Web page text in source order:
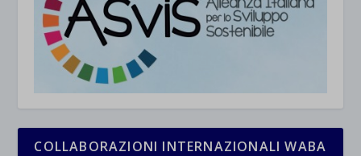
COLLABORAZIONI INTERNAZIONALI WABA